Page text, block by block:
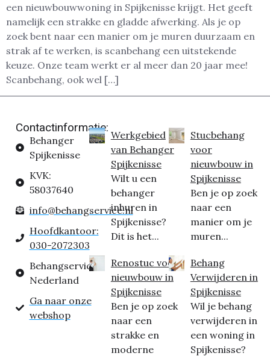
een nieuwbouwwoning in Spijkenisse krijgt. Het geeft
namelijk een strakke en gladde afwerking. Als je op
zoek bent naar een manier om je muren duurzaam en
strak af te werken, is scanbehang een uitstekende
keuze. Onze team werkt er al meer dan 20 jaar mee!
Scanbehang, ook wel […]
Contactinformatie:
Behanger
Spijkenisse
KVK:
58037640
info@behangservice.nl
Hoofdkantoor:
030-2072303
Behangservice
Nederland
Ga naar onze
webshop
Werkgebied
van Behanger
Spijkenisse
Wilt u een
behanger
inhuren in
Spijkenisse?
Dit is het...
Renostuc voor
nieuwbouw in
Spijkenisse
Ben je op zoek
naar een
strakke en
moderne
Stucbehang
voor
nieuwbouw in
Spijkenisse
Ben je op zoek
naar een
manier om je
muren...
Behang
Verwijderen in
Spijkenisse
Wil je behang
verwijderen in
een woning in
Spijkenisse?